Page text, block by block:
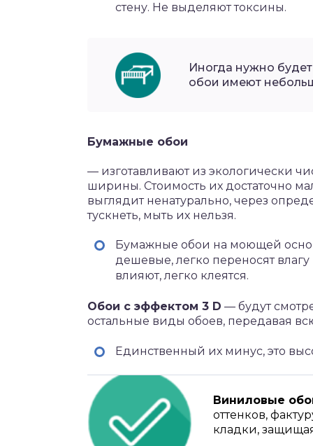
стену. Не выделяют токсины.
Иногда нужно будет
обои имеют
Бумажные обои
— изготавливают из экологически
ширины. Стоимость их достаточно
выглядит ненатурально, через
тускнеть, мыть их нельзя.
Бумажные обои на моющей
дешевые, легко переносят
влияют, легко клеятся.
Обои с эффектом 3 D — будут
остальные виды обоев, передавая
Единственный их минус, это
Виниловые
оттенков,
кладки,